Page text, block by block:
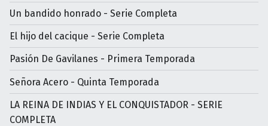
Un bandido honrado - Serie Completa
El hijo del cacique - Serie Completa
Pasión De Gavilanes - Primera Temporada
Señora Acero - Quinta Temporada
LA REINA DE INDIAS Y EL CONQUISTADOR - SERIE
COMPLETA